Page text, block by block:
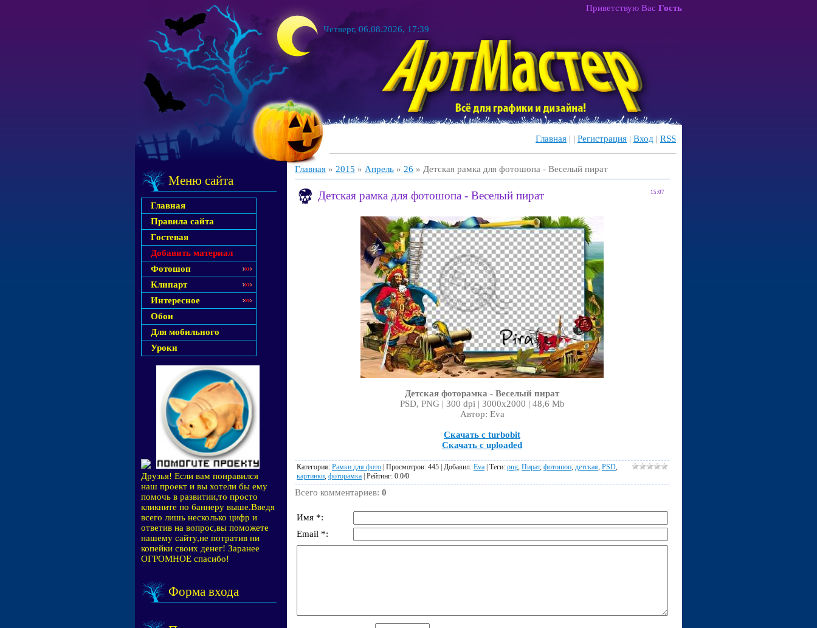
Четверг, 06.08.2026, 17:39
Приветствую Вас Гость
Главная | | Регистрация | Вход | RSS
Меню сайта
Главная
Правила сайта
Гостевая
Добавить материал
Фотошоп
Клипарт
Интересное
Обои
Для мобильного
Уроки
Друзья! Если вам понравился
наш проект и вы хотели бы ему
помочь в развитии,то просто
кликните по баннеру выше.Введя
всего лишь несколько цифр и
ответив на вопрос,вы поможете
нашему сайту,не потратив ни
копейки своих денег! Заранее
ОГРОМНОЕ спасибо!
Форма входа
Главная » 2015 » Апрель » 26 » Детская рамка для фотошопа - Веселый пират
15:07
Детская рамка для фотошопа - Веселый пират
Детская фоторамка - Веселый пират
PSD, PNG | 300 dpi | 3000x2000 | 48,6 Mb
Автор: Eva
Скачать с turbobit
Скачать с uploaded
Категория: Рамки для фото | Просмотров: 445 | Добавил: Eva | Теги: png Пират, фотошоп детская PSD
картинки фоторамка | Рейтинг: 0.0/0
Всего комментариев: 0
Имя *:
Email *: